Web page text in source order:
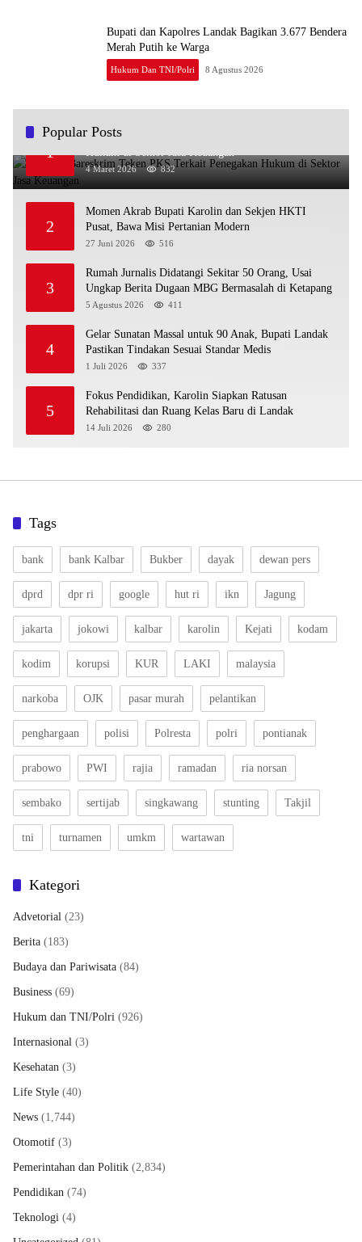
Bupati dan Kapolres Landak Bagikan 3.677 Bendera
Merah Putih ke Warga
Hukum Dan TNI/Polri 8 Agustus 2026
Popular Posts
1
OJK dan Bareskrim Teken PKS Terkait Penegakan
Hukum di Sektor Jasa Keuangan
4 Maret 2026 832
2
Momen Akrab Bupati Karolin dan Sekjen HKTI
27 Juni 2026 516
3
Rumah Jurnalis Didatangi Sekitar 50 Orang, Usai
Ungkap Berita Dugaan MBG Bermasalah di Ketapang
5 Agustus 2026 411
4
Gelar Sunatan Massal untuk 90 Anak, Bupati Landak
Pastikan Tindakan Sesuai Standar Medis
1 Juli 2026 337
5
Fokus Pendidikan, Karolin Siapkan Ratusan
Rehabilitasi dan Ruang Kelas Baru di Landak
14 Juli 2026 280
Tags
bank bank Kalbar Bukber dayak dewan pers
dprd dpr ri google hut ri ikn Jagung
jakarta jokowi kalbar karolin Kejati kodam
kodim korupsi KUR LAKI malaysia
narkoba OJK pasar murah pelantikan
penghargaan polisi Polresta polri pontianak
prabowo PWI rajia ramadan ria norsan
sembako sertijab singkawang stunting Takjil
tni turnamen umkm wartawan
Kategori
Advetorial (23)
Berita (183)
Budaya dan Pariwisata (84)
Business (69)
Hukum dan TNI/Polri (926)
Internasional (3)
Kesehatan (3)
Life Style (40)
News (1,744)
Otomotif (3)
Pemerintahan dan Politik (2,834)
Pendidikan (74)
Teknologi (4)